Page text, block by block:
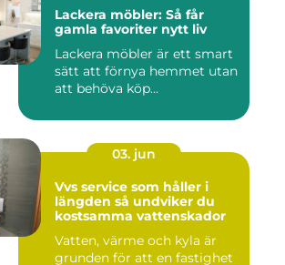
Lackera möbler: Så får
gamla favoriter nytt liv
Lackera möbler är ett smart
sätt att förnya hemmet utan
att behöva köp...
03. jun
Vvs service som håller i
längden så undviker du
kostsamma vattenskador
Vatten, värme och kyla är
grunden för att en fastighet